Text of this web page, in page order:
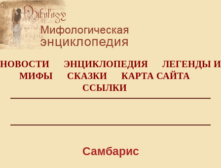
НОВОСТИ ЭНЦИКЛОПЕДИЯ
ЛЕГЕНДЫ И
МИФЫ
СКАЗКИ
КАРТА САЙТА
ССЫЛКИ
Самбарис